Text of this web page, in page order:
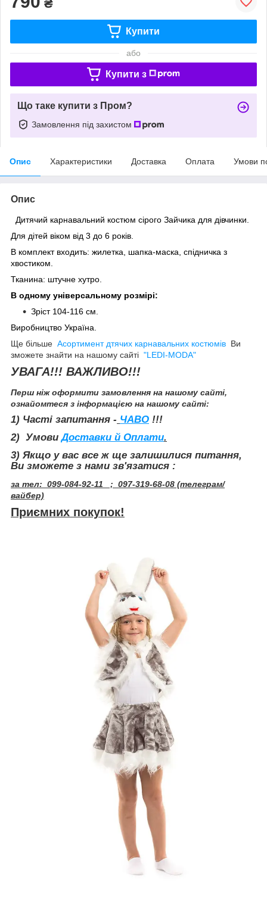
₴
Купити
або
Купити з
Що таке купити з Пром?
Замовлення під захистом
Опис Характеристики Доставка Оплата Умови
Опис
Дитячий карнавальний костюм сірого Зайчика для дівчинки.
Для дітей віком від 3 до 6 років.
В комплект входить: жилетка, шапка-маска, спідничка з
хвостиком.
Тканина: штучне хутро.
В одному універсальному розмірі:
Зрiст 104-116 см.
Виробництво Україна.
Ще більше Асортимент дтячих карнавальних костюмів Ви
зможете знайти на нашому сайті "LEDI-MODA"
УВАГА!!! ВАЖЛИВО!!!
Перш ніж оформити замовлення на нашому сайті,
ознайомтеся з інформацією на нашому сайті:
1) Часті запитання - ЧАВО !!!
2) УмовиДоставки й Оплати.
3) Якщо у вас все ж ще залишилися питання,
Ви зможете з нами зв'язатися :
за тел: 099-084-92-11 ; 097-319-68-08 (телеграм/
вайбер)
Приємних покупок!